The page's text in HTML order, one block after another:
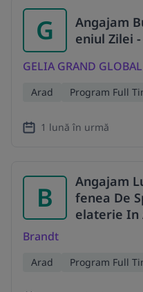
G
Angajam
eniul Zilei -
GELIA GRAND GLOBAL
Arad Program Full
1 lună în urmă
B
Angajam
fenea De
elaterie In
Brandt
Arad Program Full